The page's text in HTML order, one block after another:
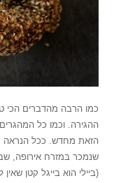
כמו הרבה מהדברים הכי
ההגירה. וכמו כל
הזאת מחדש. ככל הנראה
(ביילי הוא בייגל קטן